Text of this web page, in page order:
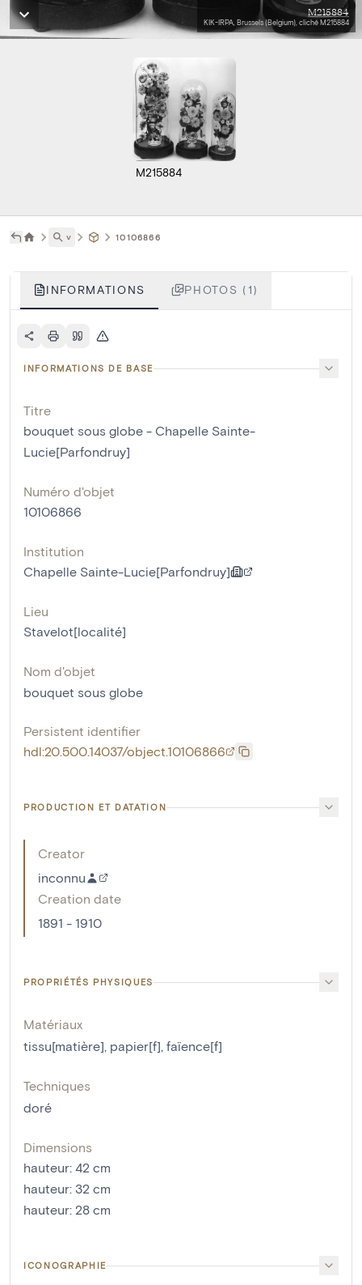
M215884
KIK-IRPA, Brussels (Belgium), cliché M215884
M215884
˅ 10106866
INFORMATIONS PHOTOS (1)
INFORMATIONS DE BASE
Titre
bouquet sous globe - Chapelle Sainte-
Lucie[Parfondruy]
Numéro d'objet
10106866
Institution
Chapelle Sainte-Lucie[Parfondruy]
Lieu
Stavelot[localité]
Nom d'objet
bouquet sous globe
Persistent identifier
hdl:20.500.14037/object.10106866
PRODUCTION ET DATATION
Creator
inconnu
Creation date
1891 - 1910
PROPRIÉTÉS PHYSIQUES
Matériaux
tissu[matière], papier[f], faïence[f]
Techniques
doré
Dimensions
hauteur: 42 cm
hauteur: 32 cm
hauteur: 28 cm
ICONOGRAPHIE